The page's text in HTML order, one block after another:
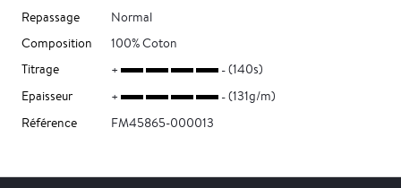
Repassage
Normal
Composition
100% Coton
Titrage
(140s)
Epaisseur
(131g/m)
Référence
FM45865-000013